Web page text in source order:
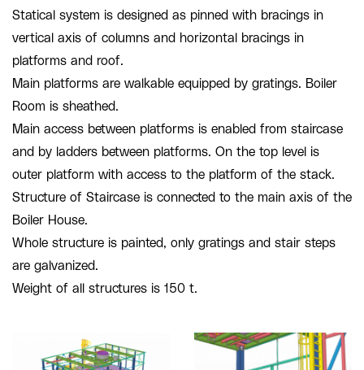
Statical system is designed as pinned with bracings in
vertical axis of columns and horizontal bracings in
platforms and roof.
Main platforms are walkable equipped by gratings. Boiler
Room is sheathed.
Main access between platforms is enabled from staircase
and by ladders between platforms. On the top level is
outer platform with access to the platform of the stack.
Structure of Staircase is connected to the main axis of the
Boiler House.
Whole structure is painted, only gratings and stair steps
are galvanized.
Weight of all structures is 150 t.